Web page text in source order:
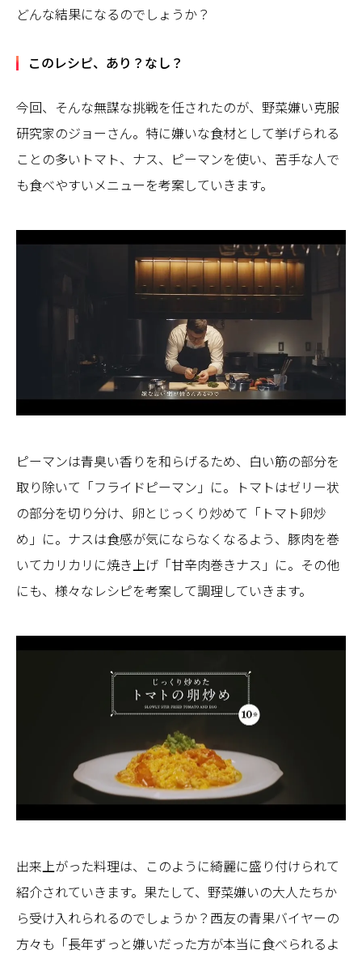
どんな結果になるのでしょうか？
このレシピ、あり？なし？
今回、そんな無謀な挑戦を任されたのが、野菜嫌い克服
研究家のジョーさん。特に嫌いな食材として挙げられる
ことの多いトマト、ナス、ピーマンを使い、苦手な人で
も食べやすいメニューを考案していきます。
ピーマンは青臭い香りを和らげるため、白い筋の部分を
取り除いて「フライドピーマン」に。トマトはゼリー状
の部分を切り分け、卵とじっくり炒めて「トマト卵炒
め」に。ナスは食感が気にならなくなるよう、豚肉を巻
いてカリカリに焼き上げ「甘辛肉巻きナス」に。その他
にも、様々なレシピを考案して調理していきます。
出来上がった料理は、このように綺麗に盛り付けられて
紹介されていきます。果たして、野菜嫌いの大人たちか
ら受け入れられるのでしょうか？西友の青果バイヤーの
方々も「長年ずっと嫌いだった方が本当に食べられるよ